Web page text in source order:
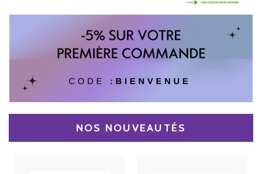
NOS NOUVEAUTÉS